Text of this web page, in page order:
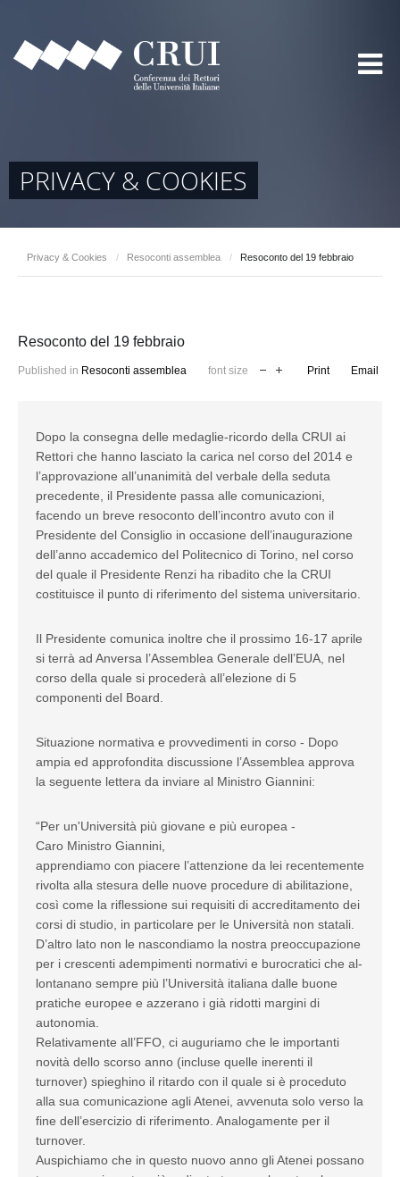
PRIVACY & COOKIES
Privacy & Cookies / Resoconti assemblea / Resoconto del 19 febbraio
Resoconto del 19 febbraio
Published in Resoconti assemblea font size Print Email
Dopo la consegna delle medaglie-ricordo della CRUI ai
Rettori che hanno lasciato la carica nel corso del 2014 e
l’approvazione all’unanimità del verbale della seduta
precedente, il Presidente passa alle comunicazioni,
facendo un breve resoconto dell’incontro avuto con il
Presidente del Consiglio in occasione dell’inaugurazione
dell’anno accademico del Politecnico di Torino, nel corso
del quale il Presidente Renzi ha ribadito che la CRUI
costituisce il punto di riferimento del sistema universitario.
Il Presidente comunica inoltre che il prossimo 16-17 aprile
si terrà ad Anversa l’Assemblea Generale dell’EUA, nel
corso della quale si procederà all’elezione di 5
componenti del Board.
Situazione normativa e provvedimenti in corso - Dopo
ampia ed approfondita discussione l’Assemblea approva
la seguente lettera da inviare al Ministro Giannini:
“Per un'Università più giovane e più europea -
Caro Ministro Giannini,
apprendiamo con piacere l’attenzione da lei recentemente
rivolta alla stesura delle nuove procedure di abilitazione,
così come la riflessione sui requisiti di accreditamento dei
corsi di studio, in particolare per le Università non statali.
D’altro lato non le nascondiamo la nostra preoccupazione
per i crescenti adempimenti normativi e burocratici che al-
lontanano sempre più l’Università italiana dalle buone
pratiche europee e azzerano i già ridotti margini di
autonomia.
Relativamente all’FFO, ci auguriamo che le importanti
novità dello scorso anno (incluse quelle inerenti il
turnover) spieghino il ritardo con il quale si è proceduto
alla sua comunicazione agli Atenei, avvenuta solo verso la
fine dell’esercizio di riferimento. Analogamente per il
turnover.
Auspichiamo che in questo nuovo anno gli Atenei possano